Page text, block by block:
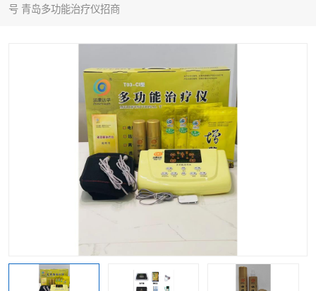
号 青岛多功能治疗仪招商